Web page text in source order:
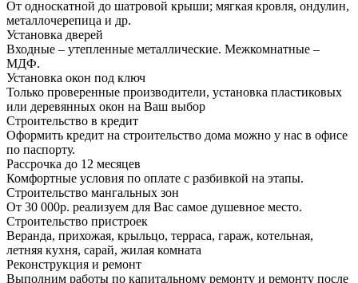
От односкатной до шатровой крыши; мягкая кровля, ондулин,
металлочерепица и др.
Установка дверей
Входные – утепленные металлические. Межкомнатные –
МДФ.
Установка окон под ключ
Только проверенные производители, установка пластиковых
или деревянных окон на Ваш выбор
Строительство в кредит
Оформить кредит на строительство дома можно у нас в офисе
по паспорту.
Рассрочка до 12 месяцев
Комфортные условия по оплате с разбивкой на этапы.
Строительство мангальных зон
От 30 000р. реализуем для Вас самое душевное место.
Строительство пристроек
Веранда, прихожая, крыльцо, терраса, гараж, котельная,
летняя кухня, сарай, жилая комната
Реконструкция и ремонт
Выполним работы по капитальному ремонту и ремонту после